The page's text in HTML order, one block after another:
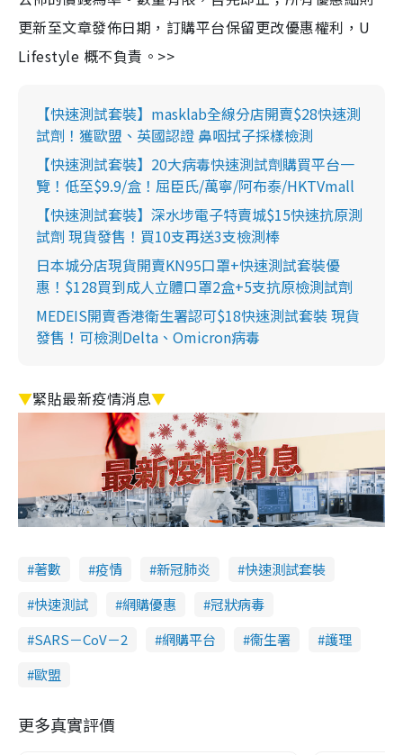
更新至文章發佈日期，訂購平台保留更改優惠權利，U
Lifestyle 概不負責。>>
【快速測試套裝】masklab全線分店開賣$28快速測
試劑！獲歐盟、英國認證 鼻咽拭子採樣檢測
【快速測試套裝】20大病毒快速測試劑購買平台一
覽！低至$9.9/盒！屈臣氏/萬寧/阿布泰/HKTVmall
【快速測試套裝】深水埗電子特賣城$15快速抗原測
試劑 現貨發售！買10支再送3支檢測棒
日本城分店現貨開賣KN95口罩+快速測試套裝優
惠！$128買到成人立體口罩2盒+5支抗原檢測試劑
MEDEIS開賣香港衛生署認可$18快速測試套裝 現貨
發售！可檢測Delta、Omicron病毒
▼緊貼最新疫情消息▼
著數 疫情 新冠肺炎
快速測試套裝
快速測試
網購優惠
冠狀病毒
SARS－CoV－2
網購平台 衞生署
護理
歐盟
更多真實評價